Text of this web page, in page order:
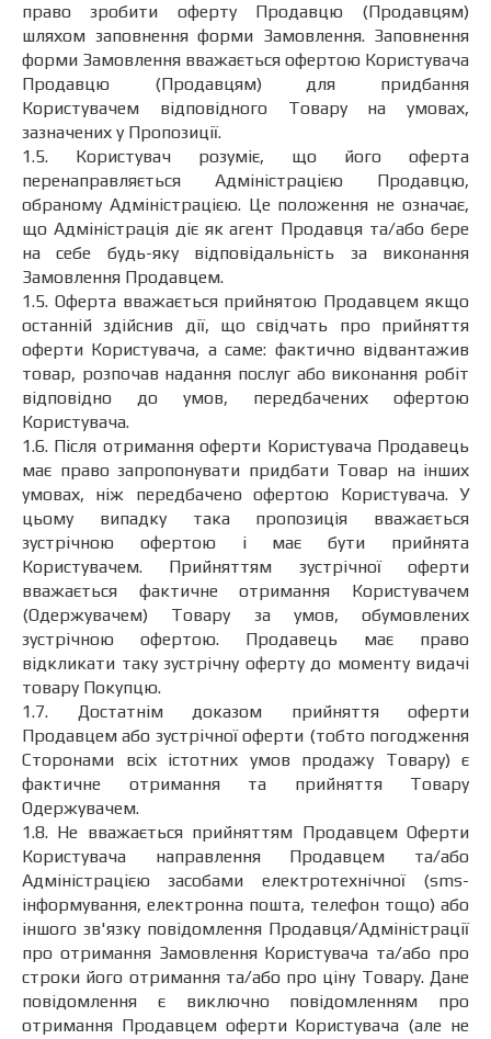
право зробити оферту Продавцю (Продавцям)
шляхом заповнення форми Замовлення. Заповнення
форми Замовлення вважається офертою Користувача
Продавцю (Продавцям) для придбання
Користувачем відповідного Товару на умовах,
зазначених у Пропозиції.
1.5. Користувач розуміє, що його оферта
перенаправляється Адміністрацією Продавцю,
обраному Адміністрацією. Це положення не означає,
що Адміністрація діє як агент Продавця та/або бере
на себе будь-яку відповідальність за виконання
Замовлення Продавцем.
1.5. Оферта вважається прийнятою Продавцем якщо
останній здійснив дії, що свідчать про прийняття
оферти Користувача, а саме: фактично відвантажив
товар, розпочав надання послуг або виконання робіт
відповідно до умов, передбачених офертою
Користувача.
1.6. Після отримання оферти Користувача Продавець
має право запропонувати придбати Товар на інших
умовах, ніж передбачено офертою Користувача. У
цьому випадку така пропозиція вважається
зустрічною офертою і має бути прийнята
Користувачем. Прийняттям зустрічної оферти
вважається фактичне отримання Користувачем
(Одержувачем) Товару за умов, обумовлених
зустрічною офертою. Продавець має право
відкликати таку зустрічну оферту до моменту видачі
товару Покупцю.
1.7. Достатнім доказом прийняття оферти
Продавцем або зустрічної оферти (тобто погодження
Сторонами всіх істотних умов продажу Товару) є
фактичне отримання та прийняття Товару
Одержувачем.
1.8. Не вважається прийняттям Продавцем Оферти
Користувача направлення Продавцем та/або
Адміністрацією засобами електротехнічної (sms-
інформування, електронна пошта, телефон тощо) або
іншого зв'язку повідомлення Продавця/Адміністрації
про отримання Замовлення Користувача та/або про
строки його отримання та/або про ціну Товару. Дане
повідомлення є виключно повідомленням про
отримання Продавцем оферти Користувача (але не